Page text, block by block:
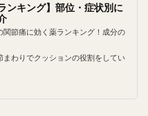
ンキング】部位・症状別に
関節痛に効く薬ランキング！成分の
まわりでクッションの役割をしてい